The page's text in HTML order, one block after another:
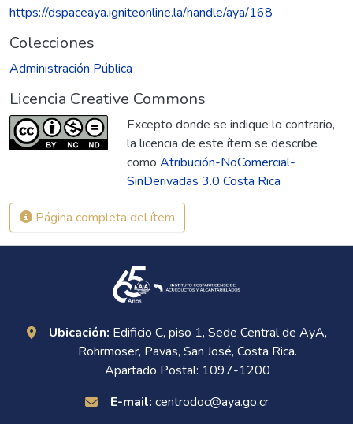
https://dspaceaya.igniteonline.la/handle/aya/168
Colecciones
Administración Pública
Licencia Creative Commons
Excepto donde se indique lo contrario,
la licencia de este ítem se describe
como Atribución-NoComercial-
SinDerivadas 3.0 Costa Rica
Página completa del ítem
Ubicación: Edificio C, piso 1, Sede Central de AyA,
Rohrmoser, Pavas, San José, Costa Rica.
Apartado Postal: 1097-1200
E-mail: centrodoc@aya.go.cr